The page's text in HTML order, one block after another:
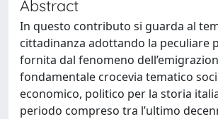
Abstract
In questo contributo si guarda al
cittadinanza adottando la peculiare
fornita dal fenomeno
fondamentale crocevia tematico
economico, politico per la storia
periodo compreso tra l’ultimo